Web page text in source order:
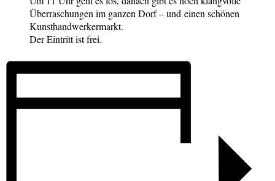
Überraschungen im ganzen Dorf – und einen schönen
Kunsthandwerkermarkt.
Der Eintritt ist frei.